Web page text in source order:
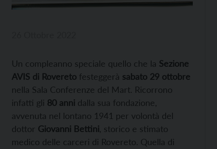
Un compleanno speciale quello che la Sezione
AVIS di Rovereto festeggerà sabato 29 ottobre
nella Sala Conferenze del Mart. Ricorrono
infatti gli 80 anni dalla sua fondazione,
avvenuta nel lontano 1941 per volontà del
dottor Giovanni Bettini , storico e stimato
medico delle carceri di Rovereto. Quella di